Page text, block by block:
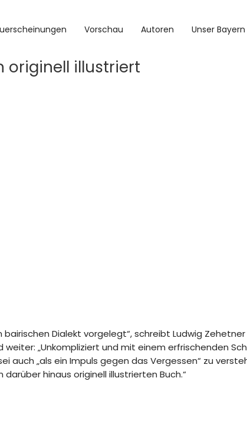
Vorschau Autoren Unser Bayern
originell illustriert
Dialekt vorgelegt“, schreibt Ludwig Zehetner
weiter: „Unkompliziert und mit einem erfrischenden
„als ein Impuls gegen das Vergessen“ zu
hinaus originell illustrierten Buch.“